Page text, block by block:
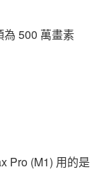
為 500 萬畫素
Pro (M1) 用的是